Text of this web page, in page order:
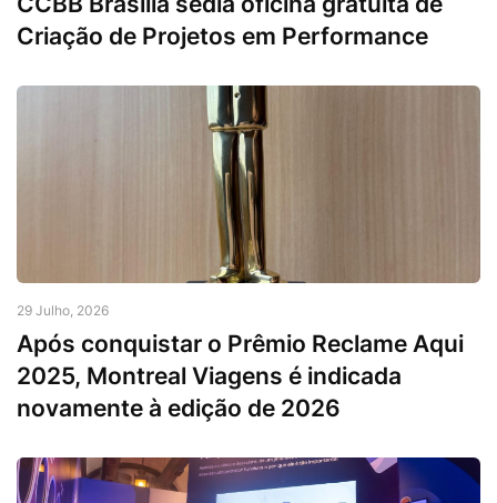
Criação de Projetos em Performance
29 Julho, 2026
Após conquistar o Prêmio Reclame Aqui
2025, Montreal Viagens é indicada
novamente à edição de 2026